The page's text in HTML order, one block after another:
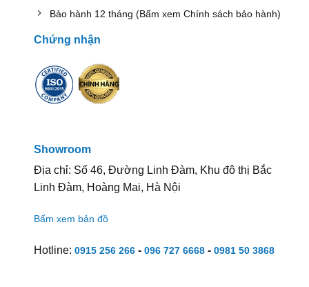
Bảo hành 12 tháng (Bấm xem Chính sách bảo hành)
Chứng nhận
Showroom
Địa chỉ: Số 46, Đường Linh Đàm, Khu đô thị Bắc
Linh Đàm, Hoàng Mai, Hà Nội
Bấm xem bản đồ
Hotline: 0915 256 266- 096 727 6668- 0981 50 3868